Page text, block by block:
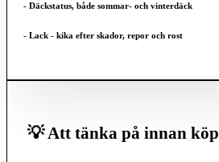
- Däckstatus, både sommar- och vinterdäck
- Lack - kika efter skador, repor och rost
💡 Att tänka på innan köp